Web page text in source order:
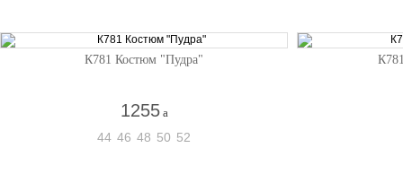
К781 Костюм "Пудра"
1255 a
44 46 48 50 52